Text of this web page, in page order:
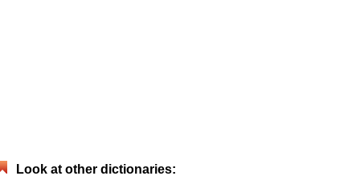
Look at other dictionaries: